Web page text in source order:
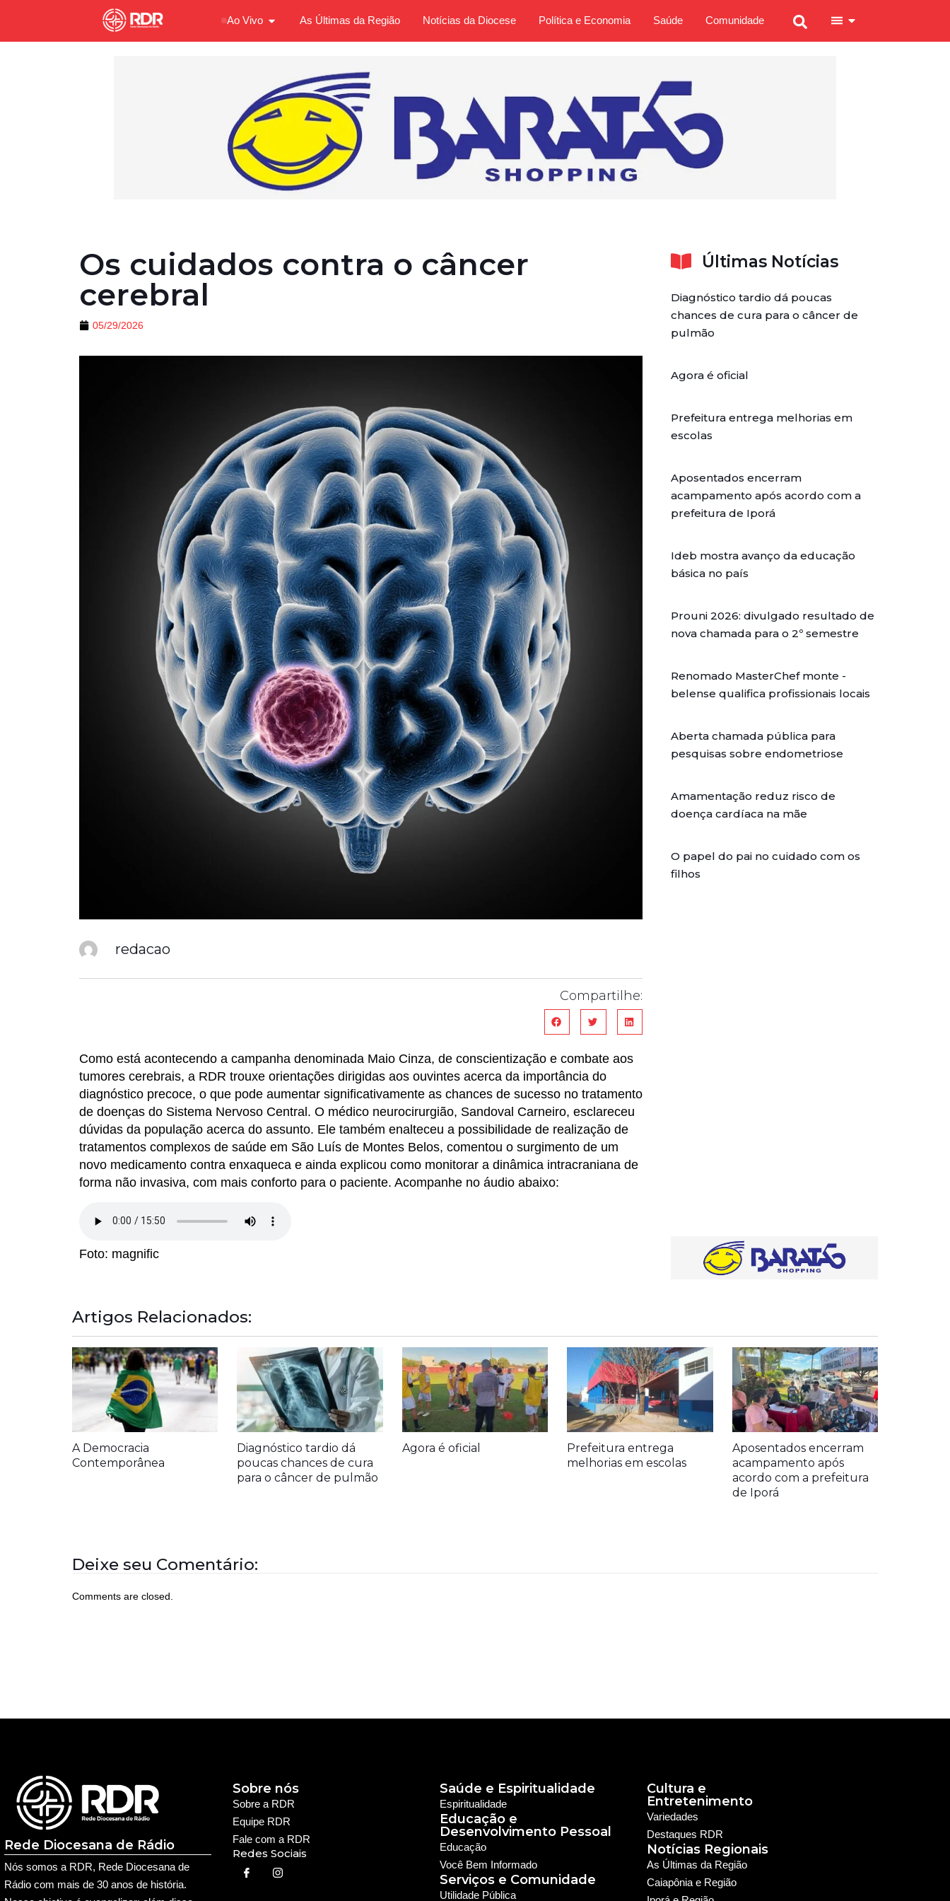
Ao Vivo As Últimas da Região Notícias da Diocese Política e Economia Saúde Comunidade
Os cuidados contra o câncer
cerebral
05/29/2026
redacao
Compartilhe:
Como está acontecendo a campanha denominada Maio Cinza, de conscientização e combate aos
tumores cerebrais, a RDR trouxe orientações dirigidas aos ouvintes acerca da importância do
diagnóstico precoce, o que pode aumentar significativamente as chances de sucesso no tratamento
de doenças do Sistema Nervoso Central. O médico neurocirurgião, Sandoval Carneiro, esclareceu
dúvidas da população acerca do assunto. Ele também enalteceu a possibilidade de realização de
tratamentos complexos de saúde em São Luís de Montes Belos, comentou o surgimento de um
novo medicamento contra enxaqueca e ainda explicou como monitorar a dinâmica intracraniana de
forma não invasiva, com mais conforto para o paciente. Acompanhe no áudio abaixo:
Foto: magnific
Últimas Notícias
Diagnóstico tardio dá poucas
chances de cura para o câncer de
pulmão
Agora é oficial
Prefeitura entrega melhorias em
escolas
Aposentados encerram
acampamento após acordo com a
prefeitura de Iporá
Ideb mostra avanço da educação
básica no país
Prouni 2026: divulgado resultado de
nova chamada para o 2º semestre
Renomado MasterChef monte -
belense qualifica profissionais locais
Aberta chamada pública para
pesquisas sobre endometriose
Amamentação reduz risco de
doença cardíaca na mãe
O papel do pai no cuidado com os
filhos
Artigos Relacionados:
A Democracia
Contemporânea
Diagnóstico tardio dá
poucas chances de cura
para o câncer de pulmão
Agora é oficial
Prefeitura entrega
melhorias em escolas
Aposentados encerram
acampamento após
acordo com a prefeitura
de Iporá
Deixe seu Comentário:
Comments are closed.
Rede Diocesana de Rádio
Nós somos a RDR, Rede Diocesana de
Rádio com mais de 30 anos de história.
Sobre a RDR
Equipe RDR
Fale com a RDR
Redes Sociais
Sobre nós Saúde e Espiritualidade
Espiritualidade
Educação e
Desenvolvimento Pessoal
Educação
Você Bem Informado
Serviços e Comunidade
Utilidade Pública
Cultura e
Entretenimento
Notícias Regionais
As Últimas da Região
Caiapônia e Região
Variedades
Destaques RDR